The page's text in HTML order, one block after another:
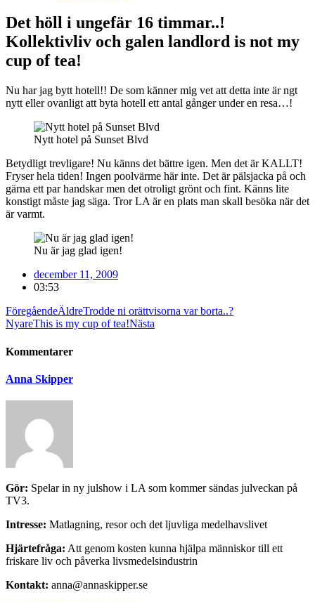
Det höll i ungefär 16 timmar..!
Kollektivliv och galen landlord is not my
cup of tea!
Nu har jag bytt hotell!! De som känner mig vet att detta inte är ngt
nytt eller ovanligt att byta hotell ett antal gånger under en resa…!
Nytt hotel på Sunset Blvd
Betydligt trevligare! Nu känns det bättre igen. Men det är KALLT!
Fryser hela tiden! Ingen poolvärme här inte. Det är pälsjacka på och
gärna ett par handskar men det otroligt grönt och fint. Känns lite
konstigt måste jag säga. Tror LA är en plats man skall besöka när det
är varmt.
Nu är jag glad igen!
december 11, 2009
03:53
FöregåendeÄldreTrodde ni orättvisorna var borta..?
NyareThis is my cup of tea!Nästa
Kommentarer
Anna Skipper
Gör: Spelar in ny julshow i LA som kommer sändas julveckan på
TV3.
Intresse: Matlagning, resor och det ljuvliga medelhavslivet
Hjärtefråga: Att genom kosten kunna hjälpa människor till ett
friskare liv och påverka livsmedelsindustrin
Kontakt: anna@annaskipper.se